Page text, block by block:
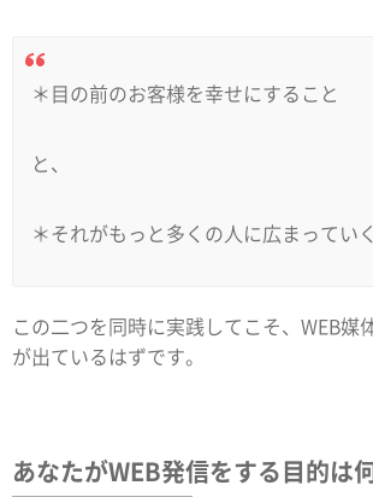
＊目の前のお客様を幸せにすること
と、
＊それがもっと多くの人に広まってい
この二つを同時に実践してこそ、WEB媒
が出ているはずです。
あなたがWEB発信をする目的は